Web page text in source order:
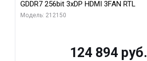
GDDR7 256bit 3xDP HDMI 3FAN RTL
Модель: 212150
124 894 руб.